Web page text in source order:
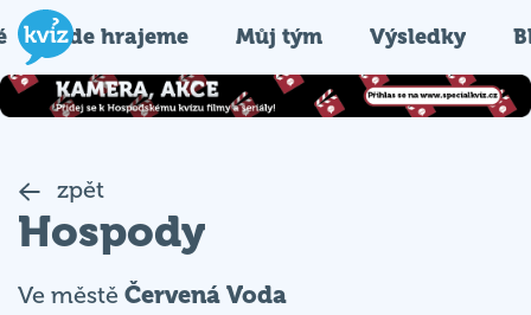
Kde hrajeme Můj tým Výsledky
zpět
Hospody
Ve městě Červená Voda